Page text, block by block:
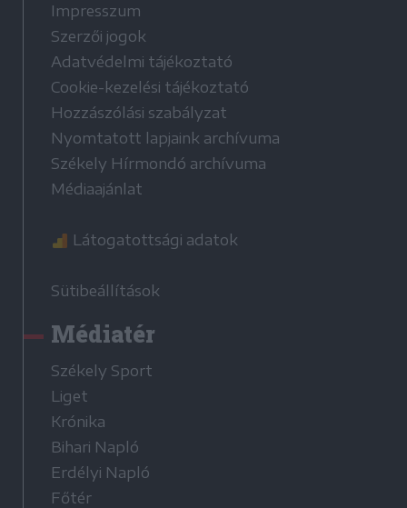
Impresszum
Szerzői jogok
Adatvédelmi tájékoztató
Cookie-kezelési tájékoztató
Hozzászólási szabályzat
Nyomtatott lapjaink archívuma
Székely Hírmondó archívuma
Médiaajánlat
Látogatottsági adatok
Sütibeállítások
Médiatér
Székely Sport
Liget
Krónika
Bihari Napló
Erdélyi Napló
Főtér